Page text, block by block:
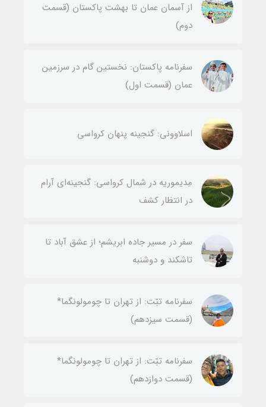
از آسمان عمان تا بهشت پاکستان (قسمت
دوم)
سفرنامه پاکستان: نخستین گام در سرزمین
عمان (قسمت اول)
اسلاوونی: گنجینه پنهان کرواسی
مِدیموریه در شمال کرواسی: گنجینه‌ای آرام
در انتظار کشف
سفر در مسیر جاده ابریشم؛ از عشق آباد تا
تاشکند و دوشنبه
سفرنامه تبّت: از تهران تا چومولونگما*
(قسمت سیزدهم)
سفرنامه تبّت: از تهران تا چومولونگما*
(قسمت دوازدهم)